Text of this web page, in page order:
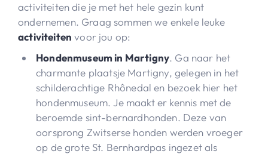
activiteiten die je met het hele gezin kunt
ondernemen. Graag sommen we enkele leuke
activiteiten voor jou op:
Hondenmuseum in Martigny. Ga naar het
charmante plaatsje Martigny, gelegen in het
schilderachtige Rhônedal en bezoek hier het
hondenmuseum. Je maakt er kennis met de
beroemde sint-bernardhonden. Deze van
oorsprong Zwitserse honden werden vroeger
op de grote St. Bernhardpas ingezet als